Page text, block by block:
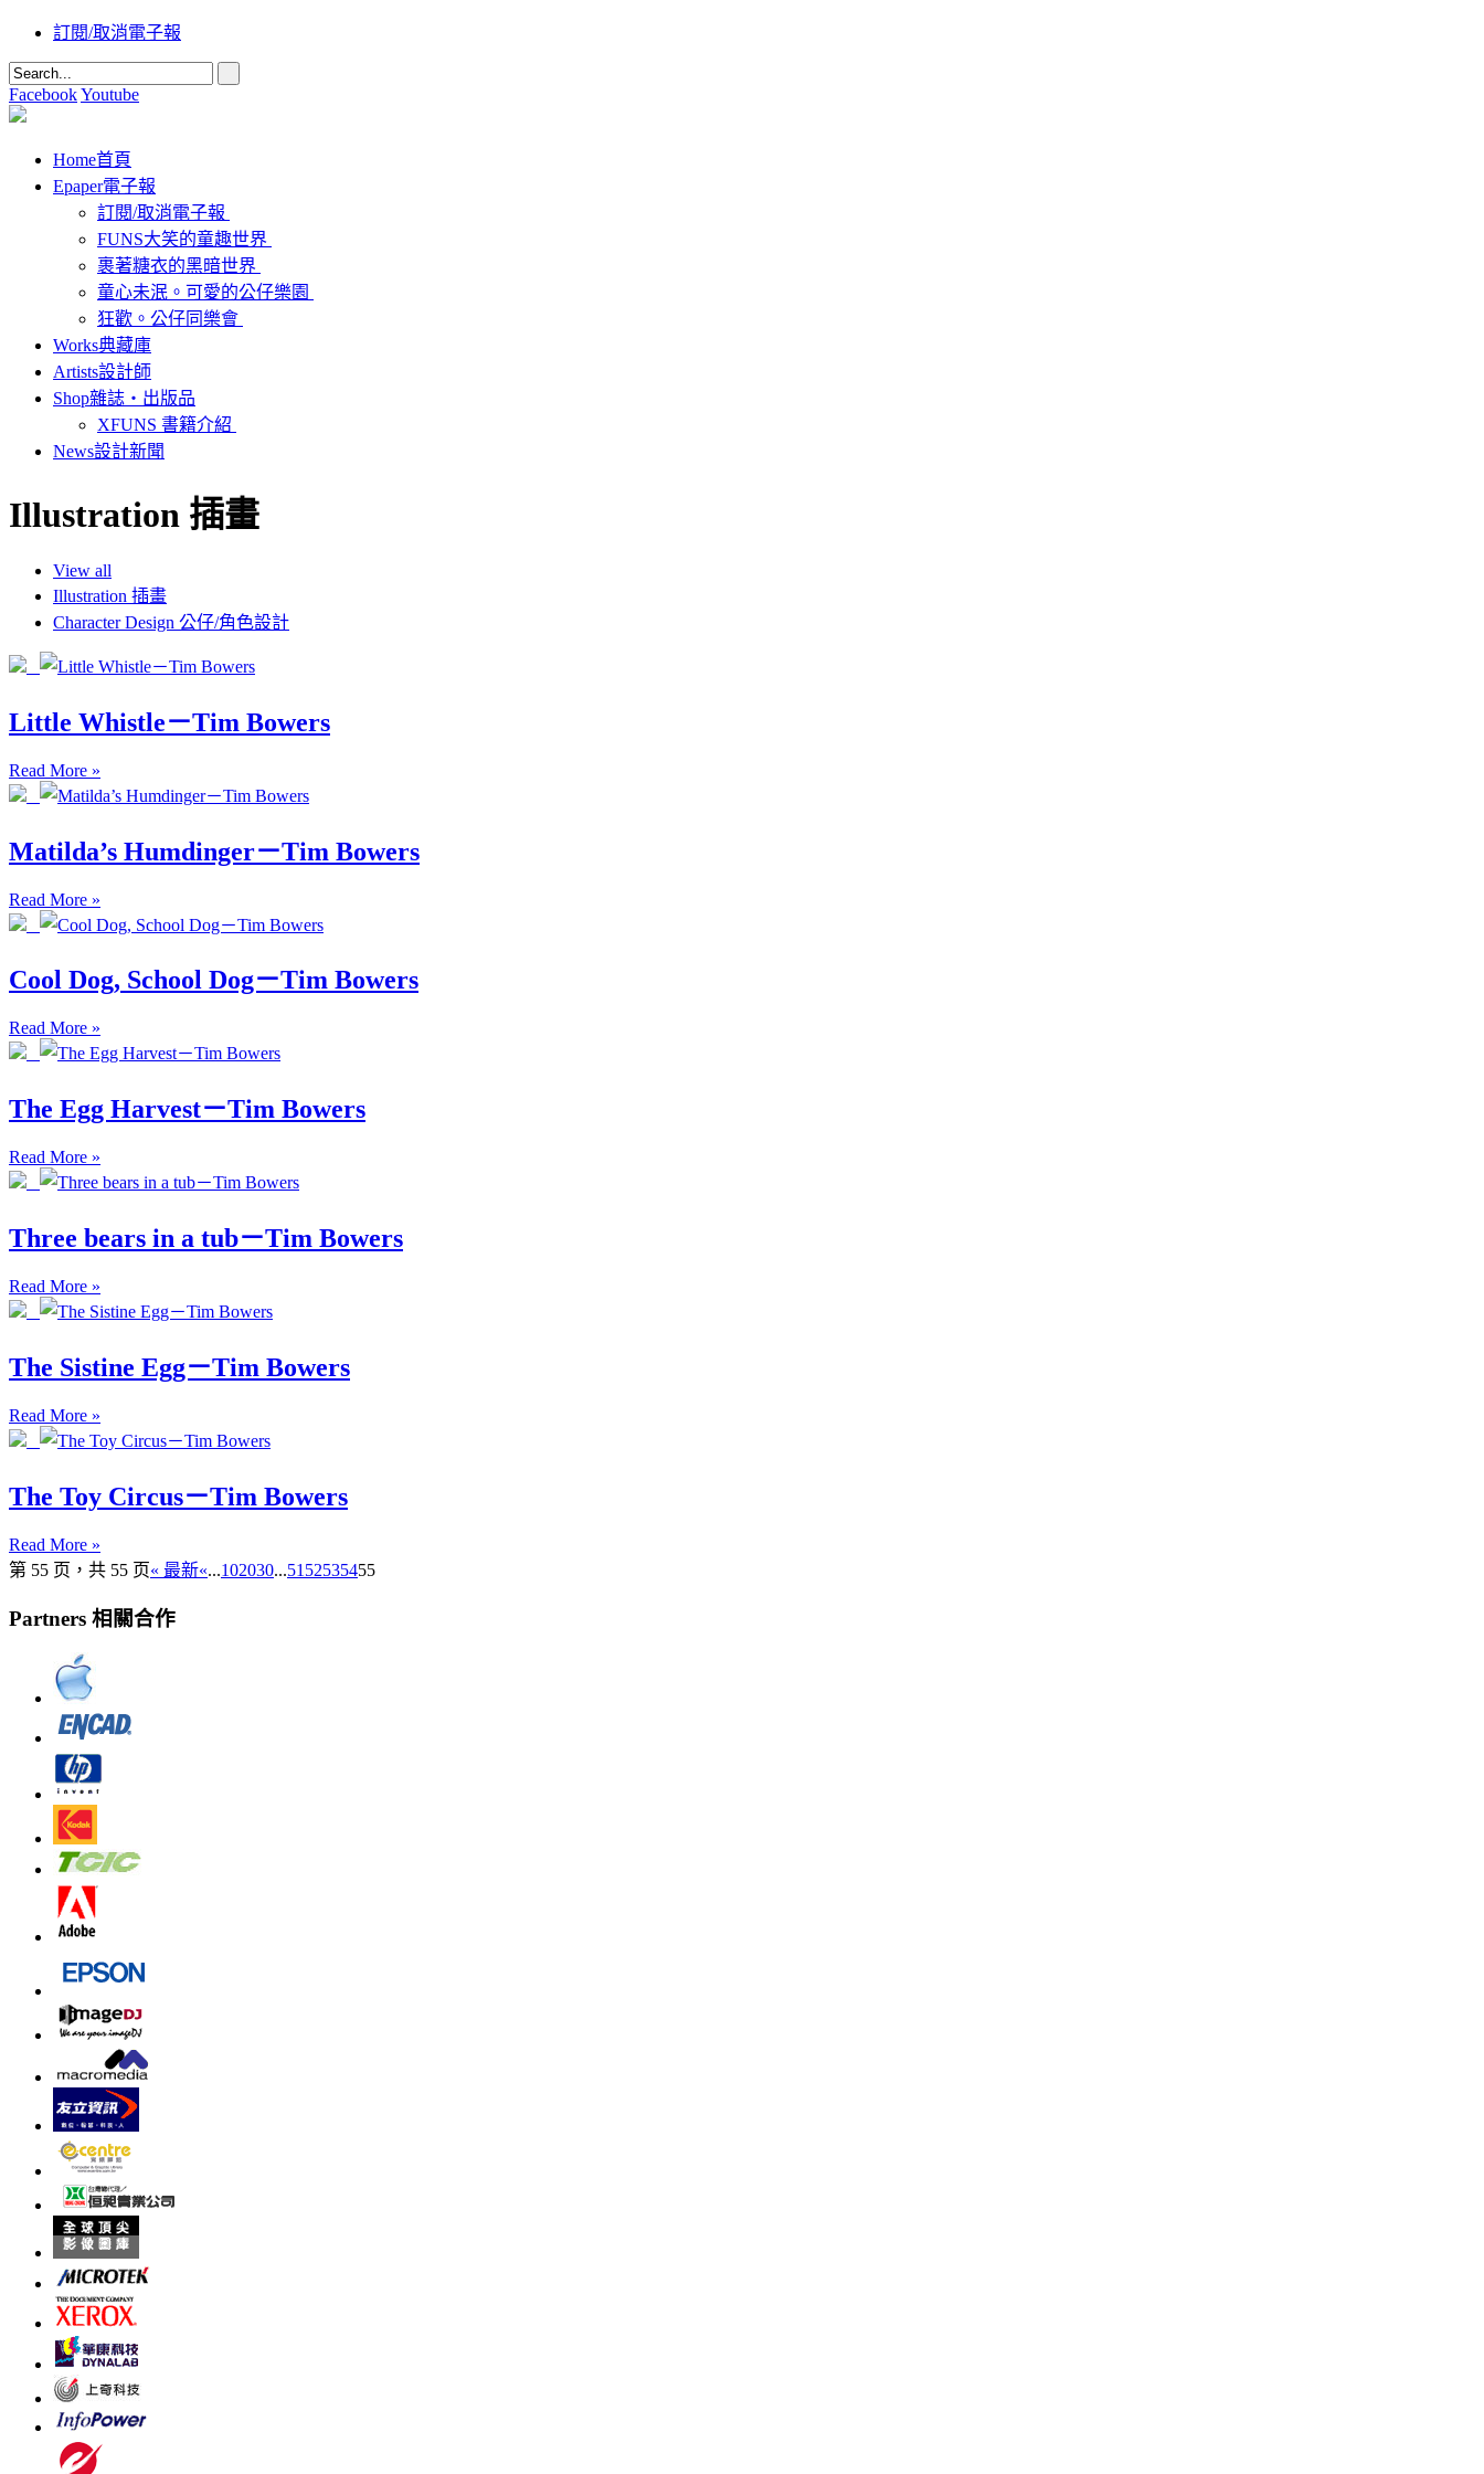
訂閱/取消電子報
FacebookYoutube
Home首頁
Epaper電子報
訂閱/取消電子報
FUNS大笑的童趣世界
裹著糖衣的黑暗世界
童心未泯。可愛的公仔樂園
狂歡。公仔同樂會
Works典藏庫
Artists設計師
Shop雜誌‧出版品
XFUNS 書籍介紹
News設計新聞
Illustration 插畫
View all
Illustration 插畫
Character Design 公仔/角色設計
Little Whistle－Tim Bowers
Read More »
Matilda’s Humdinger－Tim Bowers
Read More »
Cool Dog, School Dog－Tim Bowers
Read More »
The Egg Harvest－Tim Bowers
Read More »
Three bears in a tub－Tim Bowers
Read More »
The Sistine Egg－Tim Bowers
Read More »
The Toy Circus－Tim Bowers
Read More »
第 55 页，共 55 页« 最新«...102030...51 52535455
Partners 相關合作